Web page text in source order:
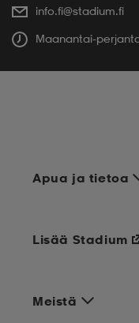
info.fi@stadium.fi
Maanantai-
Apua ja tietoa
Meistä
Lisää Stadium